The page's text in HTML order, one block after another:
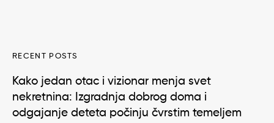
RECENT POSTS
Kako jedan otac i vizionar menja svet
nekretnina: Izgradnja dobrog doma i
odgajanje deteta počinju čvrstim temeljem